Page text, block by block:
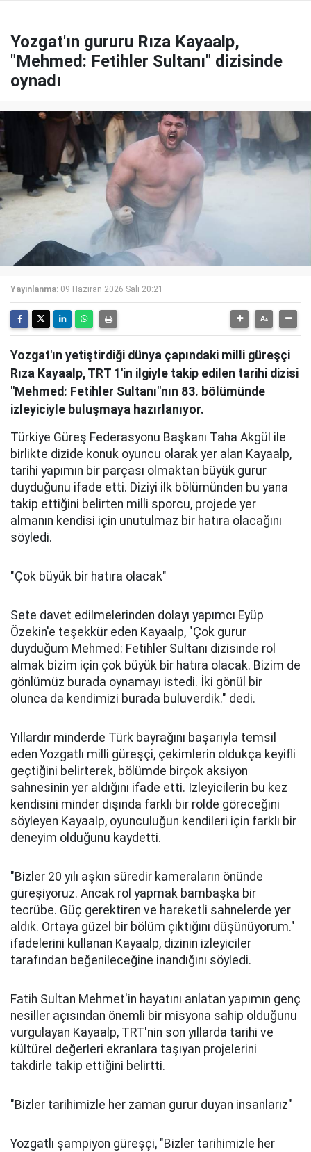
Yozgat'ın gururu Rıza Kayaalp,
"Mehmed: Fetihler Sultanı" dizisinde
oynadı
Yayınlanma: 09 Haziran 2026 Salı 20:21
Yozgat'ın yetiştirdiği dünya çapındaki milli güreşçi
Rıza Kayaalp, TRT 1'in ilgiyle takip edilen tarihi dizisi
"Mehmed: Fetihler Sultanı"nın 83. bölümünde
izleyiciyle buluşmaya hazırlanıyor.
Türkiye Güreş Federasyonu Başkanı Taha Akgül ile
birlikte dizide konuk oyuncu olarak yer alan Kayaalp,
tarihi yapımın bir parçası olmaktan büyük gurur
duyduğunu ifade etti. Diziyi ilk bölümünden bu yana
takip ettiğini belirten milli sporcu, projede yer
almanın kendisi için unutulmaz bir hatıra olacağını
söyledi.
"Çok büyük bir hatıra olacak"
Sete davet edilmelerinden dolayı yapımcı Eyüp
Özekin'e teşekkür eden Kayaalp, "Çok gurur
duyduğum Mehmed: Fetihler Sultanı dizisinde rol
almak bizim için çok büyük bir hatıra olacak. Bizim de
gönlümüz burada oynamayı istedi. İki gönül bir
olunca da kendimizi burada buluverdik." dedi.
Yıllardır minderde Türk bayrağını başarıyla temsil
eden Yozgatlı milli güreşçi, çekimlerin oldukça keyifli
geçtiğini belirterek, bölümde birçok aksiyon
sahnesinin yer aldığını ifade etti. İzleyicilerin bu kez
kendisini minder dışında farklı bir rolde göreceğini
söyleyen Kayaalp, oyunculuğun kendileri için farklı bir
deneyim olduğunu kaydetti.
"Bizler 20 yılı aşkın süredir kameraların önünde
güreşiyoruz. Ancak rol yapmak bambaşka bir
tecrübe. Güç gerektiren ve hareketli sahnelerde yer
aldık. Ortaya güzel bir bölüm çıktığını düşünüyorum."
ifadelerini kullanan Kayaalp, dizinin izleyiciler
tarafından beğenileceğine inandığını söyledi.
Fatih Sultan Mehmet'in hayatını anlatan yapımın genç
nesiller açısından önemli bir misyona sahip olduğunu
vurgulayan Kayaalp, TRT'nin son yıllarda tarihi ve
kültürel değerleri ekranlara taşıyan projelerini
takdirle takip ettiğini belirtti.
"Bizler tarihimizle her zaman gurur duyan insanlarız"
Yozgatlı şampiyon güreşçi, "Bizler tarihimizle her